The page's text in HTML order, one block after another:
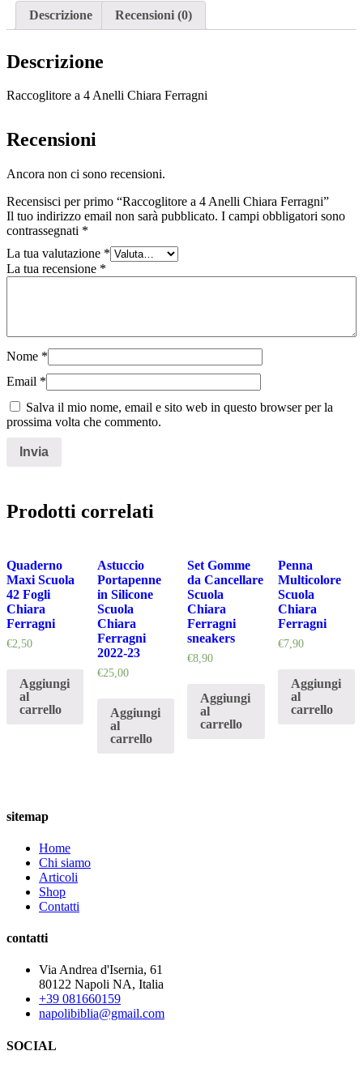
ChiaraDescrizione Recensioni (0)
Descrizione
Raccoglitore a 4 Anelli Chiara Ferragni
Recensioni
Ancora non ci sono recensioni.
Recensisci per primo “Raccoglitore a 4 Anelli Chiara Ferragni”
Il tuo indirizzo email non sarà pubblicato. I campi obbligatori sono
contrassegnati *
La tua valutazione *
La tua recensione *
Nome *
Email *
Salva il mio nome, email e sito web in questo browser per la
prossima volta che commento.
Prodotti correlati
Quaderno
Maxi Scuola
42 Fogli
Chiara
Ferragni
€2,50
Aggiungi
al
carrello
Astuccio
Portapenne
in Silicone
Scuola
Chiara
Ferragni
2022-23
€25,00
Aggiungi
al
carrello
Set Gomme
da Cancellare
Scuola
Chiara
Ferragni
sneakers
€8,90
Aggiungi
al
carrello
Penna
Multicolore
Scuola
Chiara
Ferragni
€7,90
Aggiungi
al
carrello
sitemap
Home
Chi siamo
Articoli
Shop
Contatti
contatti
Via Andrea d'Isernia, 61
80122 Napoli NA, Italia
+39 081660159
napolibiblia@gmail.com
SOCIAL